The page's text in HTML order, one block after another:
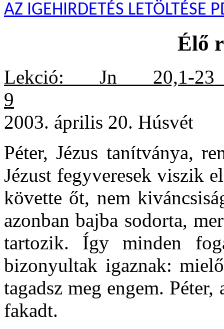
AZ IGEHIRDETÉS LETÖLTÉSE
Élő
Lekció: Jn 20,1-
9
2003. április 20. Húsvét
Péter, Jézus tanítványa,
Jézust fegyveresek viszik
követte őt, nem
azonban bajba sodorta,
tartozik. Így minden
bizonyultak igaznak:
tagadsz meg engem.
fakadt.